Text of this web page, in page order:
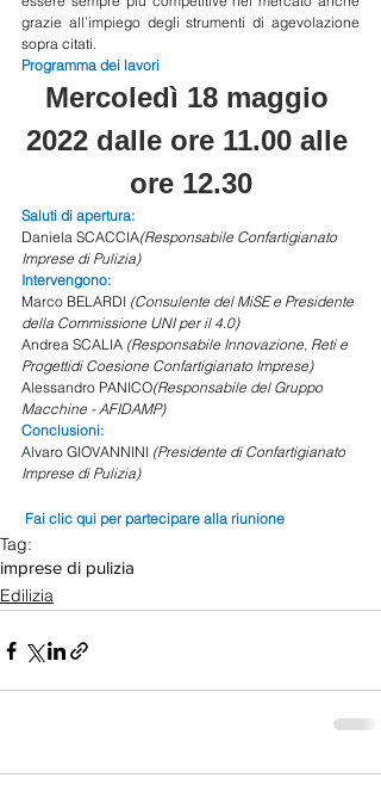
grazie all’impiego degli strumenti di agevolazione
sopra citati.
Programma dei lavori
Mercoledì 18 maggio
2022 dalle ore 11.00 alle
ore 12.30
Saluti di apertura:
Daniela SCACCIA(Responsabile Confartigianato
Imprese di Pulizia)
Intervengono:
Marco BELARDI (Consulente del MiSE e Presidente
della Commissione UNI per il 4.0)
Andrea SCALIA (Responsabile Innovazione, Reti e
Progettidi Coesione Confartigianato Imprese)
Alessandro PANICO(Responsabile del Gruppo
Macchine - AFIDAMP)
Conclusioni:
Alvaro GIOVANNINI (Presidente di Confartigianato
Imprese di Pulizia)
Fai clic qui per partecipare alla riunione
Tag:
imprese di pulizia
Edilizia